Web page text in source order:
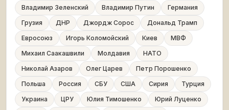
Владимир Зеленский
Владимир Путин
Германия
Грузия
ДНР Джордж Сорос
Дональд Трамп
Евросоюз
Игорь Коломойский Киев
МВФ
Михаил Саакашвили
Молдавия
НАТО
Николай Азаров
Олег Царев
Петр Порошенко
Польша
Россия СБУ США Сирия
Турция
Украина
ЦРУ Юлия Тимошенко
Юрий Луценко